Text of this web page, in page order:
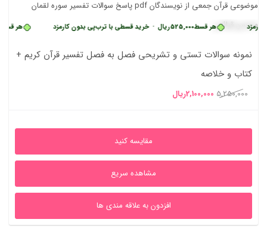
هر قسط525,000 هر قسط525,000ریال • خرید قسطی با ترب‌پی بدون کارمزد
نمونه سوالات تستی و تشریحی فصل به فصل تفسیر قرآن کریم +
کتاب و خلاصه
5,250,000 قیمت
5,250,000ریال
2,100,000ریال
2,100,000ریال
مقایسه کنید
مشاهده سریع
افزدون به علاقه مندی ها